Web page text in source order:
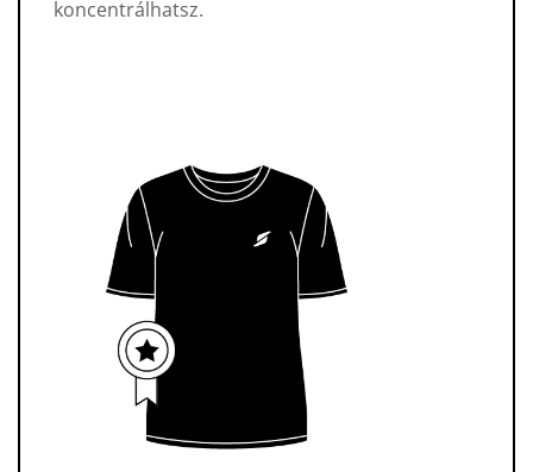
koncentrálhatsz.